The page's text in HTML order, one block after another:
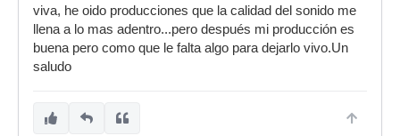
viva, he oido producciones que la calidad del sonido me
llena a lo mas adentro...pero después mi producción es
buena pero como que le falta algo para dejarlo vivo.Un
saludo